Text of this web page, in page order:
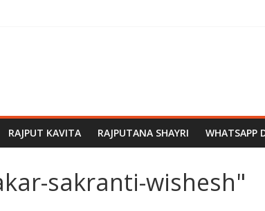
RAJPUT KAVITA RAJPUTANA SHAYRI WHATSAPP
sakranti-wishesh"